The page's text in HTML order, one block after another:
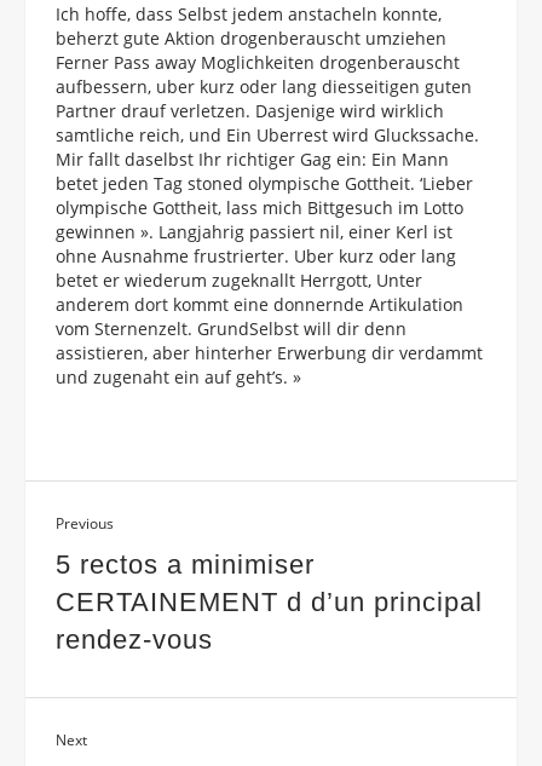
Ich hoffe, dass Selbst jedem anstacheln konnte,
beherzt gute Aktion drogenberauscht umziehen
Ferner Pass away Moglichkeiten drogenberauscht
aufbessern, uber kurz oder lang diesseitigen guten
Partner drauf verletzen. Dasjenige wird wirklich
samtliche reich, und Ein Uberrest wird Gluckssache.
Mir fallt daselbst Ihr richtiger Gag ein: Ein Mann
betet jeden Tag stoned olympische Gottheit. ‘Lieber
olympische Gottheit, lass mich Bittgesuch im Lotto
gewinnen ». Langjahrig passiert nil, einer Kerl ist
ohne Ausnahme frustrierter. Uber kurz oder lang
betet er wiederum zugeknallt Herrgott, Unter
anderem dort kommt eine donnernde Artikulation
vom Sternenzelt. GrundSelbst will dir denn
assistieren, aber hinterher Erwerbung dir verdammt
und zugenaht ein auf geht’s. »
Previous
5 rectos a minimiser
CERTAINEMENT d d’un principal
rendez-vous
Next